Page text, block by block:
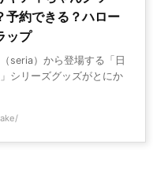
予約できる？ハロー
ップ
seria）から登場する「日
シリーズグッズがとにか